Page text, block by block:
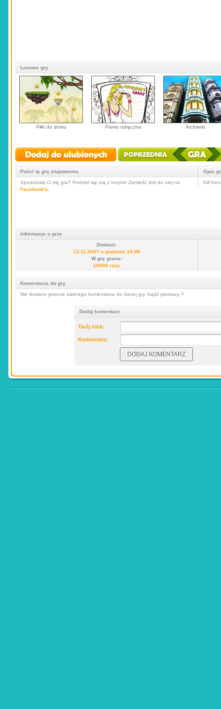
Losowe gry
Piłki do domu Pismo odręczne Architekt
Poleć tę grę znajomemu
Spodobała Ci się gra? Podziel się nią z innymi! Zamieść link do niej na
Facebook'u:
Opis
Kill
Informacje o grze
Dodano:
13.11.2007 o godzinie 15:48
W grę grano:
10949 razy
Komentarze do gry
Nie dodano jeszcze żadnego komentarza do danej gry, bądź pierwszy !!
Dodaj komentarz
Twój nick:
Komentarz: